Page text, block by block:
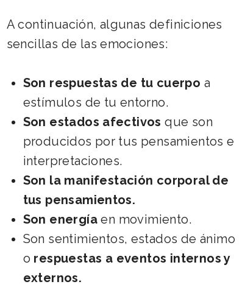
A continuación, algunas definiciones
sencillas de las emociones:
Son respuestas de tu cuerpo a
estímulos de tu entorno.
Son estados afectivos que son
producidos por tus pensamientos e
interpretaciones.
Son la manifestación corporal de
tus pensamientos.
Son energíaen movimiento.
Son sentimientos, estados de ánimo
o respuestas a eventos internos y
externos.